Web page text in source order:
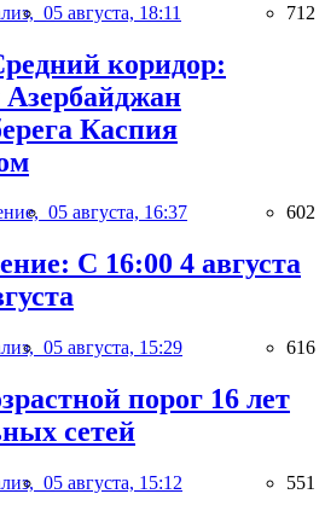
05 августа, 18:11 712
коридор:
Азербайджан
Каспия
05 августа, 16:37 602
С 16:00 4 августа
05 августа, 15:29 616
порог 16 лет
сетей
05 августа, 15:12 551